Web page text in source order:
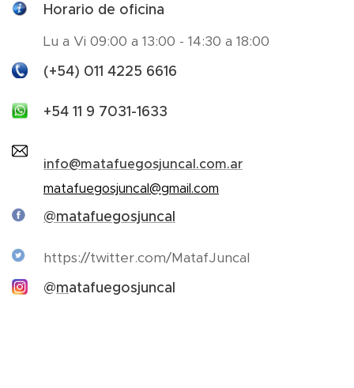
Horario de oficina
Lu a Vi 09:00 a 13:00 - 14:30 a 18:00
(+54) 011 4225 6616
+54 11 9 7031-1633
info@matafuegosjuncal.com.ar
matafuegosjuncal@gmail.com
@matafuegosjuncal
https://twitter.com/MatafJuncal
@matafuegosjuncal